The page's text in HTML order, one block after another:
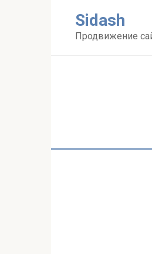
Sidash
Продвижение